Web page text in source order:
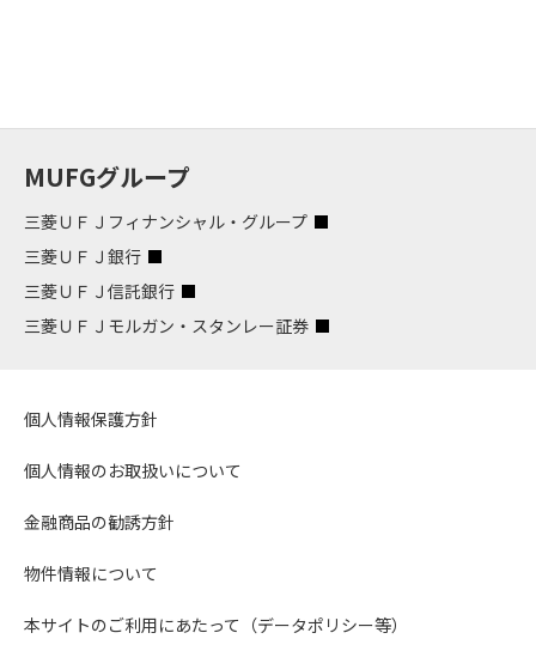
MUFGグループ
三菱ＵＦＪフィナンシャル・グループ
三菱ＵＦＪ銀行
三菱ＵＦＪ信託銀行
三菱ＵＦＪモルガン・スタンレー証券
個人情報保護方針
個人情報のお取扱いについて
金融商品の勧誘方針
物件情報について
本サイトのご利用にあたって（データポリシー等）